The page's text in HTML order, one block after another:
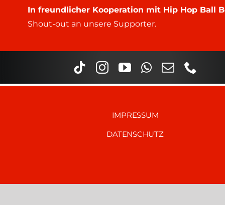
In freundlicher Kooperation mit Hip Hop Ball
Shout-out an unsere Supporter.
IMPRESSUM
DATENSCHUTZ